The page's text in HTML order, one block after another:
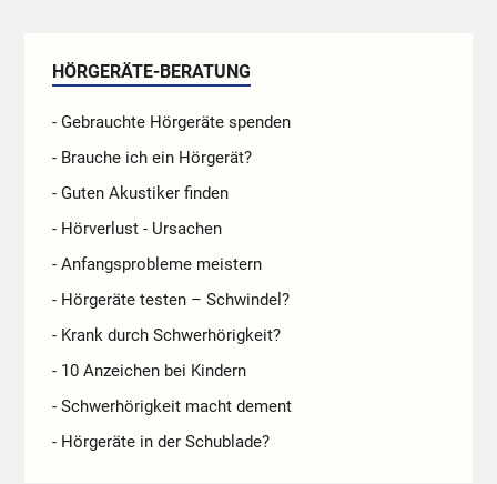
HÖRGERÄTE-BERATUNG
- Gebrauchte Hörgeräte spenden
- Brauche ich ein Hörgerät?
- Guten Akustiker finden
- Hörverlust - Ursachen
- Anfangsprobleme meistern
- Hörgeräte testen – Schwindel?
- Krank durch Schwerhörigkeit?
- 10 Anzeichen bei Kindern
- Schwerhörigkeit macht dement
- Hörgeräte in der Schublade?